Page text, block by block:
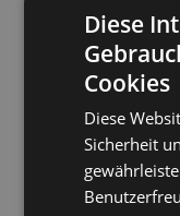
Lizenzierte
Andorra,
Bahrain,
Benin,
Botswana,
Kanada,
Tschad,
Korsika
Diese
Cookies
Diese
Sicherheit